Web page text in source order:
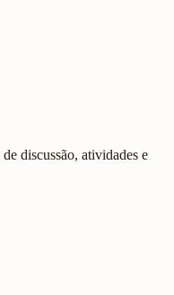
discussão, atividades e